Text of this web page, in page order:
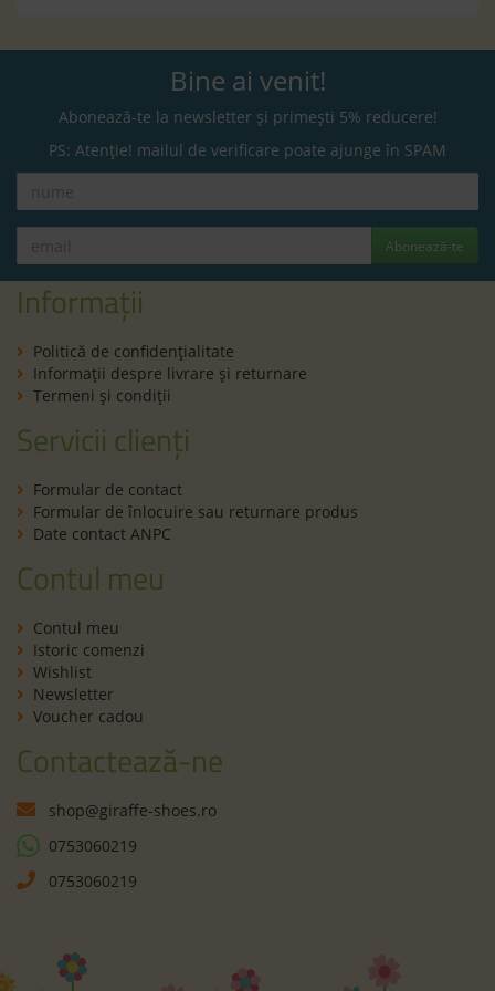
Bine ai venit!
Abonează-te la newsletter și primești 5% reducere!
PS: Atenție! mailul de verificare poate ajunge în SPAM
Abonează-te
Informații
Politică de confidenţialitate
Informaţii despre livrare și returnare
Termeni şi condiţii
Servicii clienți
Formular de contact
Formular de înlocuire sau returnare produs
Date contact ANPC
Contul meu
Contul meu
Istoric comenzi
Wishlist
Newsletter
Voucher cadou
Contactează-ne
shop@giraffe-shoes.ro
0753060219
0753060219